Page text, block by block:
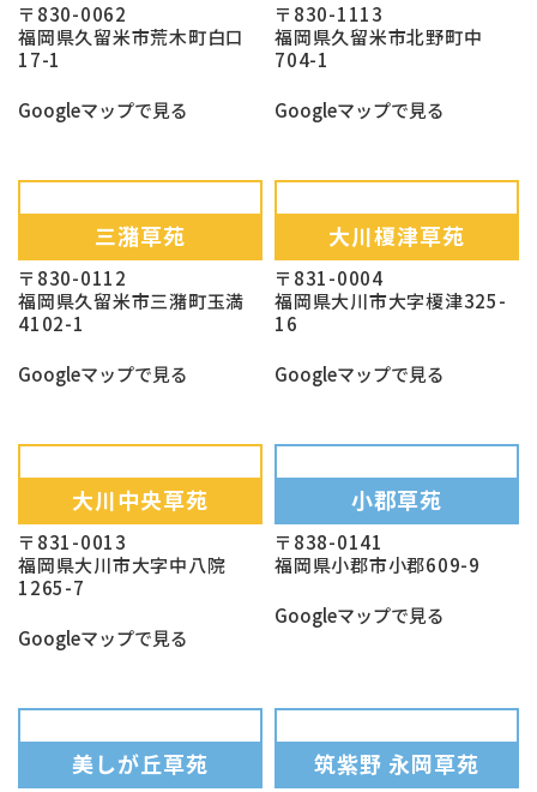
〒830-0062
福岡県久留米市荒木町白口
17-1
Googleマップで見る
〒830-1113
福岡県久留米市北野町中
704-1
Googleマップで見る
三潴草苑
〒830-0112
福岡県久留米市三潴町玉満
4102-1
Googleマップで見る
大川榎津草苑
〒831-0004
福岡県大川市大字榎津325-
16
Googleマップで見る
大川中央草苑
〒831-0013
福岡県大川市大字中八院
1265-7
Googleマップで見る
小郡草苑
〒838-0141
福岡県小郡市小郡609-9
Googleマップで見る
美しが丘草苑 筑紫野 永岡草苑